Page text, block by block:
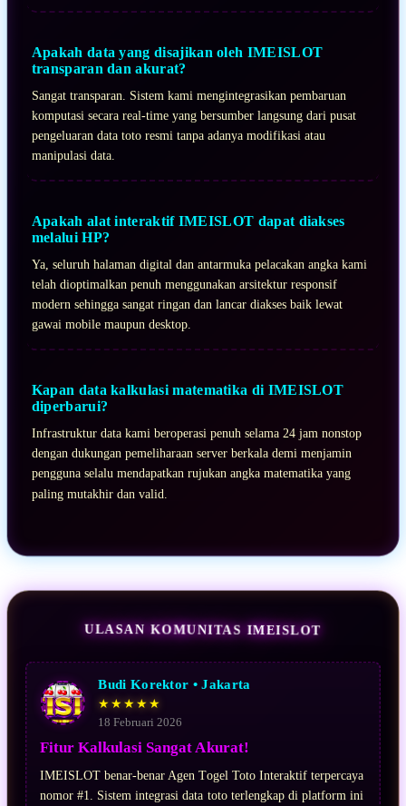
Apakah data yang disajikan oleh IMEISLOT
transparan dan akurat?
Sangat transparan. Sistem kami mengintegrasikan pembaruan
komputasi secara real-time yang bersumber langsung dari pusat
pengeluaran data toto resmi tanpa adanya modifikasi atau
manipulasi data.
Apakah alat interaktif IMEISLOT dapat diakses
melalui HP?
Ya, seluruh halaman digital dan antarmuka pelacakan angka kami
telah dioptimalkan penuh menggunakan arsitektur responsif
modern sehingga sangat ringan dan lancar diakses baik lewat
gawai mobile maupun desktop.
Kapan data kalkulasi matematika di IMEISLOT
diperbarui?
Infrastruktur data kami beroperasi penuh selama 24 jam nonstop
dengan dukungan pemeliharaan server berkala demi menjamin
pengguna selalu mendapatkan rujukan angka matematika yang
paling mutakhir dan valid.
ULASAN KOMUNITAS IMEISLOT
Budi Korektor • Jakarta
★★★★★
18 Februari 2026
Fitur Kalkulasi Sangat Akurat!
IMEISLOT benar-benar Agen Togel Toto Interaktif terpercaya
nomor #1. Sistem integrasi data toto terlengkap di platform ini